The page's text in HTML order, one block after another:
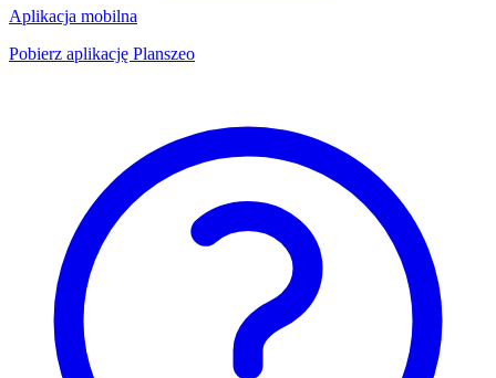
Aplikacja mobilna
Pobierz aplikację Planszeo